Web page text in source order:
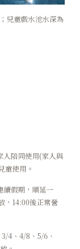
兒童戲水池水深為
人陪同使用(家人與
童使用。
續假期，順延一
，14:00後正常營
4、4/8、5/6、